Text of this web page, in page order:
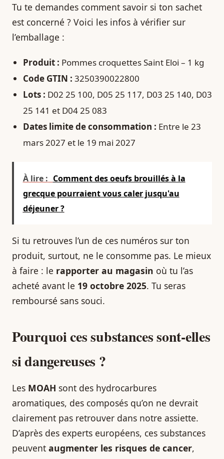
Tu te demandes comment savoir si ton sachet
est concerné ? Voici les infos à vérifier sur
l’emballage :
Produit : Pommes croquettes Saint Eloi – 1 kg
Code GTIN : 3250390022800
Lots : D02 25 100, D05 25 117, D03 25 140, D03
25 141 et D04 25 083
Dates limite de consommation : Entre le 23
mars 2027 et le 19 mai 2027
À lire : Comment des oeufs brouillés à la
grecque pourraient vous caler jusqu'au
déjeuner ?
Si tu retrouves l’un de ces numéros sur ton
produit, surtout, ne le consomme pas. Le mieux
à faire : le rapporter au magasin où tu l’as
acheté avant le 19 octobre 2025. Tu seras
remboursé sans souci.
Pourquoi ces substances sont-elles
si dangereuses ?
Les MOAH sont des hydrocarbures
aromatiques, des composés qu’on ne devrait
clairement pas retrouver dans notre assiette.
D’après des experts européens, ces substances
peuvent augmenter les risques de cancer,